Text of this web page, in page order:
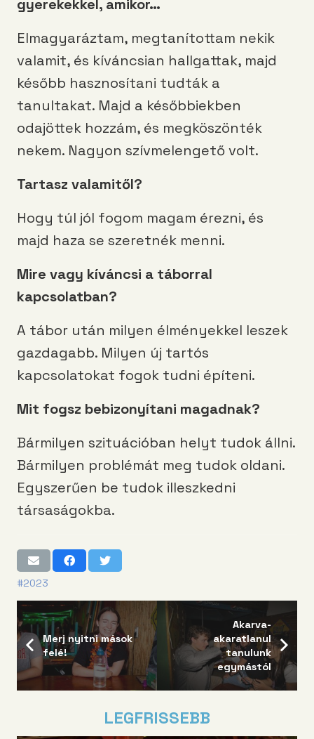
gyerekekkel, amikor…
Elmagyaráztam, megtanítottam nekik
valamit, és kíváncsian hallgattak, majd
később hasznosítani tudták a
tanultakat. Majd a későbbiekben
odajöttek hozzám, és megköszönték
nekem. Nagyon szívmelengető volt.
Tartasz valamitől?
Hogy túl jól fogom magam érezni, és
majd haza se szeretnék menni.
Mire vagy kíváncsi a táborral
kapcsolatban?
A tábor után milyen élményekkel leszek
gazdagabb. Milyen új tartós
kapcsolatokat fogok tudni építeni.
Mit fogsz bebizonyítani magadnak?
Bármilyen szituációban helyt tudok állni.
Bármilyen problémát meg tudok oldani.
Egyszerűen be tudok illeszkedni
társaságokba.
#2023
Merj nyitni mások
felé!
Akarva-
akaratlanul
tanulunk
egymástól
LEGFRISSEBB